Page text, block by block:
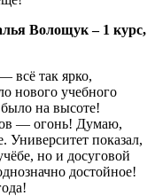
Волощук – 1 курс,
всё так ярко,
нового учебного
на высоте!
— огонь! Думаю,
Университет показал,
но и досуговой
достойное!